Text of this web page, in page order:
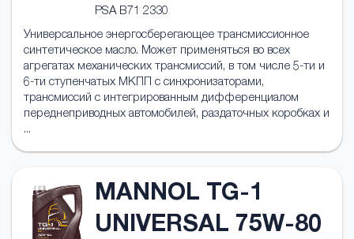
PSA B71 2330
Универсальное энергосберегающее трансмисcионное
синтетическое масло. Может применяться во всех
агрегатах механических трансмиссий, в том числе 5-ти и
6-ти ступенчатых МКПП с синхронизаторами,
трансмиссий с интегрированным дифференциалом
переднеприводных автомобилей, раздаточных коробках и
...
MANNOL TG-1
UNIVERSAL 75W-80